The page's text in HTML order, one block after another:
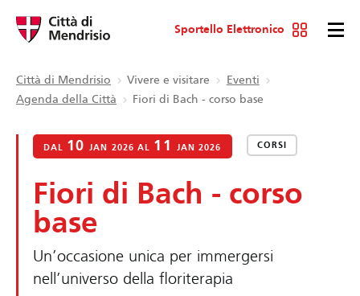
Sportello Elettronico
Città di Mendrisio Vivere e visitare
Eventi
Agenda della Città
Fiori di Bach - corso base
DAL 10 JAN 2026 AL 11 JAN 2026 CORSI
Fiori di Bach - corso
base
Un’occasione unica per immergersi
nell’universo della floriterapia